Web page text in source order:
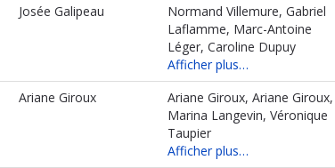
Josée Galipeau
Normand Villemure, Gabriel
Laflamme, Marc-Antoine
Léger, Caroline Dupuy
Afficher plus…
Ariane Giroux
Ariane Giroux, Ariane Giroux,
Marina Langevin, Véronique
Taupier
Afficher plus…